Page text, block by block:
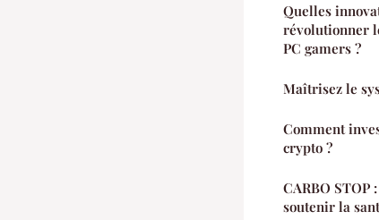
Quelles
révolutionner
PC gamers ?
Maîtrisez le
Comment
crypto ?
CARBO STOP
soutenir la